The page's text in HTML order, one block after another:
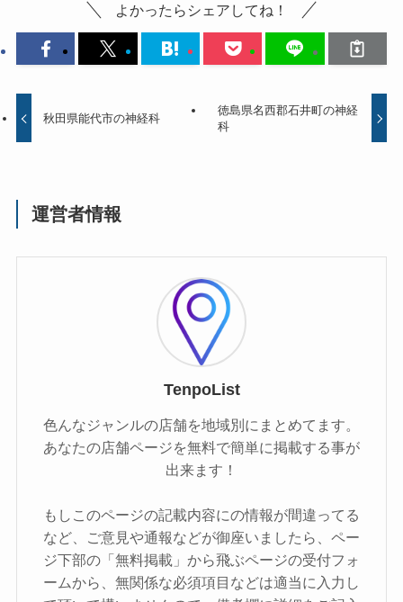
よかったらシェアしてね！
秋田県能代市の神経科
徳島県名西郡石井町の神経
科
運営者情報
TenpoList
色んなジャンルの店舗を地域別にまとめてます。
あなたの店舗ページを無料で簡単に掲載する事が
出来ます！
もしこのページの記載内容にの情報が間違ってる
など、ご意見や通報などが御座いましたら、ペー
ジ下部の「無料掲載」から飛ぶページの受付フォ
ームから、無関係な必須項目などは適当に入力し